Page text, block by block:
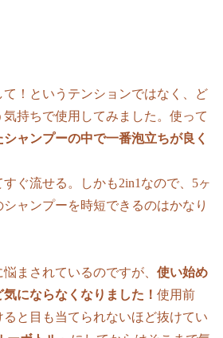
て！というテンションではなく、ど
持ちで使用してみました。使って
ャンプーの中で一番泡立ちが良く
ぐ流せる。しかも2in1なので、5ヶ
ャンプーを時短できるのはかなり
まされているのですが、使い始め
にならなくなりました！使用前
と目も当てられないほど抜けてい